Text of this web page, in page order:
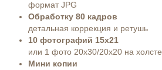
формат JPG
Обработку 80 кадров
детальная коррекция и ретушь
10 фотографий 15х21
или 1 фото 20х30/20х20 на холсте
Мини копии